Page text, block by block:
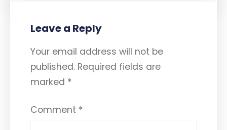
Leave a Reply
Your email address will not be
published. Required fields are
marked *
Comment *